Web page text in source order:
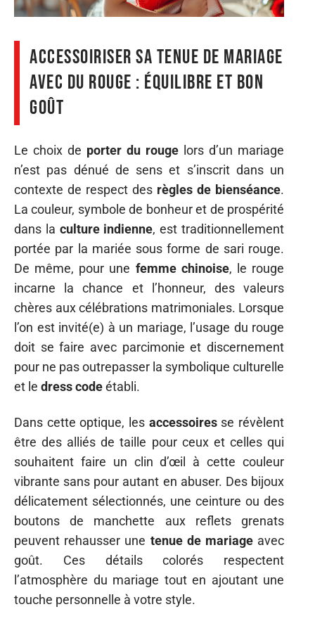
Accessoiriser sa tenue de mariage
avec du rouge : équilibre et bon
goût
Le choix de porter du rouge lors d’un mariage
n’est pas dénué de sens et s’inscrit dans un
contexte de respect des règles de bienséance.
La couleur, symbole de bonheur et de prospérité
dans la culture indienne, est traditionnellement
portée par la mariée sous forme de sari rouge.
De même, pour une femme chinoise, le rouge
incarne la chance et l’honneur, des valeurs
chères aux célébrations matrimoniales. Lorsque
l’on est invité(e) à un mariage, l’usage du rouge
doit se faire avec parcimonie et discernement
pour ne pas outrepasser la symbolique culturelle
et le dress codeétabli.
Dans cette optique, les accessoiresse révèlent
être des alliés de taille pour ceux et celles qui
souhaitent faire un clin d’œil à cette couleur
vibrante sans pour autant en abuser. Des bijoux
délicatement sélectionnés, une ceinture ou des
boutons de manchette aux reflets grenats
peuvent rehausser une tenue de mariageavec
goût. Ces détails colorés respectent
l’atmosphère du mariage tout en ajoutant une
touche personnelle à votre style.